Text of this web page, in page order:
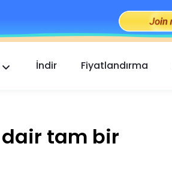
İndir Fiyatlandırma
dair tam bir